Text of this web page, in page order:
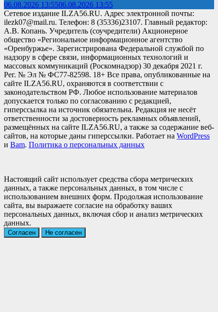
06.08.2026 13:5506.08.2026 13:55
Сетевое издание ILZA56.RU. Адрес электронной почты:
ilezk07@mail.ru. Телефон: 8 (35336)23107. Главный редактор:
А.В. Копань. Учредитель (соучредители) Акционерное
общество «Региональное информационное агентство
«Оренбуржье». Зарегистрирована Федеральной службой по
надзору в сфере связи, информационных технологий и
массовых коммуникаций (Роскомнадзор) 30 декабря 2021 г.
Рег. № Эл № ФС77-82598. 18+ Все права, опубликованные на
сайте ILZA56.RU, охраняются в соответствии с
законодательством РФ. Любое использование материалов
допускается только по согласованию с редакцией,
гиперссылка на источник обязательна. Редакция не несёт
ответственности за достоверность рекламных объявлений,
размещённых на сайте ILZA56.RU, а также за содержание веб-
сайтов, на которые даны гиперссылки. Работает на WordPress
и Bam. Политика о персональных данных
Настоящий сайт использует средства сбора метрических
данных, а также персональных данных, в том числе с
использованием внешних форм. Продолжая использование
сайта, вы выражаете согласие на обработку ваших
персональных данных, включая сбор и анализ метрических
данных.
Согласен Не согласен